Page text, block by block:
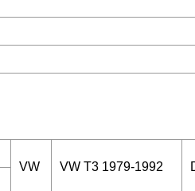
VW
VW T3 1979-1992